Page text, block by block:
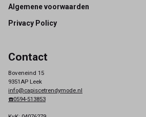
Footer
Algemene voorwaarden
Privacy Policy
Contact
Boveneind 15
9351AP Leek
info@capiscetrendymode.nl
☎️0594-513853